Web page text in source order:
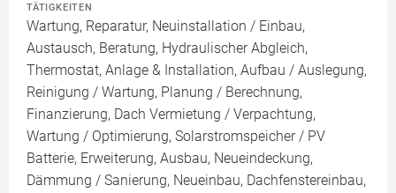
TÄTIGKEITEN
Wartung, Reparatur, Neuinstallation / Einbau,
Austausch, Beratung, Hydraulischer Abgleich,
Thermostat, Anlage & Installation, Aufbau / Auslegung,
Reinigung / Wartung, Planung / Berechnung,
Finanzierung, Dach Vermietung / Verpachtung,
Wartung / Optimierung, Solarstromspeicher / PV
Batterie, Erweiterung, Ausbau, Neueindeckung,
Dämmung / Sanierung, Neueinbau, Dachfenstereinbau,